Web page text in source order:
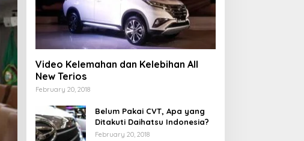
Video Kelemahan dan Kelebihan All
New Terios
February 20, 2018
Belum Pakai CVT, Apa yang
Ditakuti Daihatsu Indonesia?
February 20, 2018